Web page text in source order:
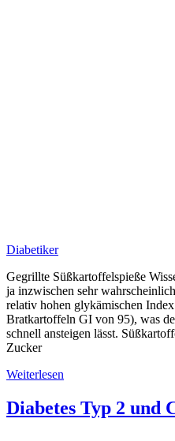
Diabetiker
Gegrillte Süßkartoffelspieße
ja inzwischen sehr
relativ hohen glykämischen
Bratkartoffeln GI von 95), was
schnell ansteigen lässt.
Zucker
Weiterlesen
Diabetes Typ 2 und